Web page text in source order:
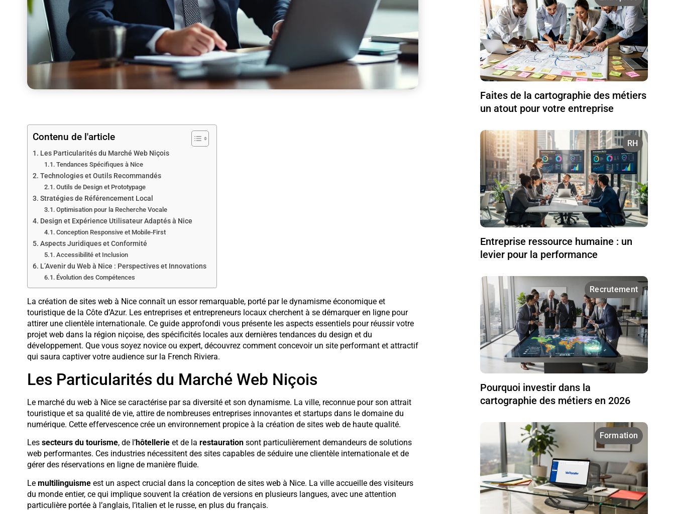
Contenu de l'article
Les Particularités du Marché Web Niçois
Tendances Spécifiques à Nice
Technologies et Outils Recommandés
Outils de Design et Prototypage
Stratégies de Référencement Local
Optimisation pour la Recherche Vocale
Design et Expérience Utilisateur Adaptés à Nice
Conception Responsive et Mobile-First
Aspects Juridiques et Conformité
Accessibilité et Inclusion
L’Avenir du Web à Nice : Perspectives et Innovations
Évolution des Compétences
La création de sites web à Nice connaît un essor remarquable, porté par le dynamisme économique et
touristique de la Côte d’Azur. Les entreprises et entrepreneurs locaux cherchent à se démarquer en ligne pour
attirer une clientèle internationale. Ce guide approfondi vous présente les aspects essentiels pour réussir votre
projet web dans la région niçoise, des spécificités locales aux dernières tendances du design et du
développement. Que vous soyez novice ou expert, découvrez comment concevoir un site performant et attractif
qui saura captiver votre audience sur la French Riviera.
Les Particularités du Marché Web Niçois
Le marché du web à Nice se caractérise par sa diversité et son dynamisme. La ville, reconnue pour son attrait
touristique et sa qualité de vie, attire de nombreuses entreprises innovantes et startups dans le domaine du
numérique. Cette effervescence crée un environnement propice à la création de sites web de haute qualité.
Les secteurs du tourisme, de l’hôtellerieet de la restaurationsont particulièrement demandeurs de solutions
web performantes. Ces industries nécessitent des sites capables de séduire une clientèle internationale et de
gérer des réservations en ligne de manière fluide.
Le multilinguismeest un aspect crucial dans la conception de sites web à Nice. La ville accueille des visiteurs
du monde entier, ce qui implique souvent la création de versions en plusieurs langues, avec une attention
particulière portée à l’anglais, l’italien et le russe, en plus du français.
Faites de la cartographie des métiers
un atout pour votre entreprise
RH
Entreprise ressource humaine : un
levier pour la performance
Recrutement
Pourquoi investir dans la
cartographie des métiers en 2026
Formation